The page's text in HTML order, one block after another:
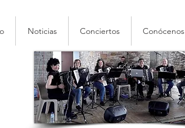
Noticias Conciertos Conócenos